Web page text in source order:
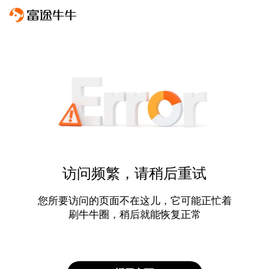
访问频繁，请稍后重试
您所要访问的页面不在这儿，它可能正忙着
刷牛牛圈，稍后就能恢复正常